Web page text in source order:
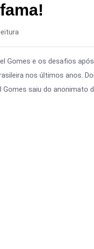
Gomes e os desafios
nos últimos anos.
saiu do anonimato